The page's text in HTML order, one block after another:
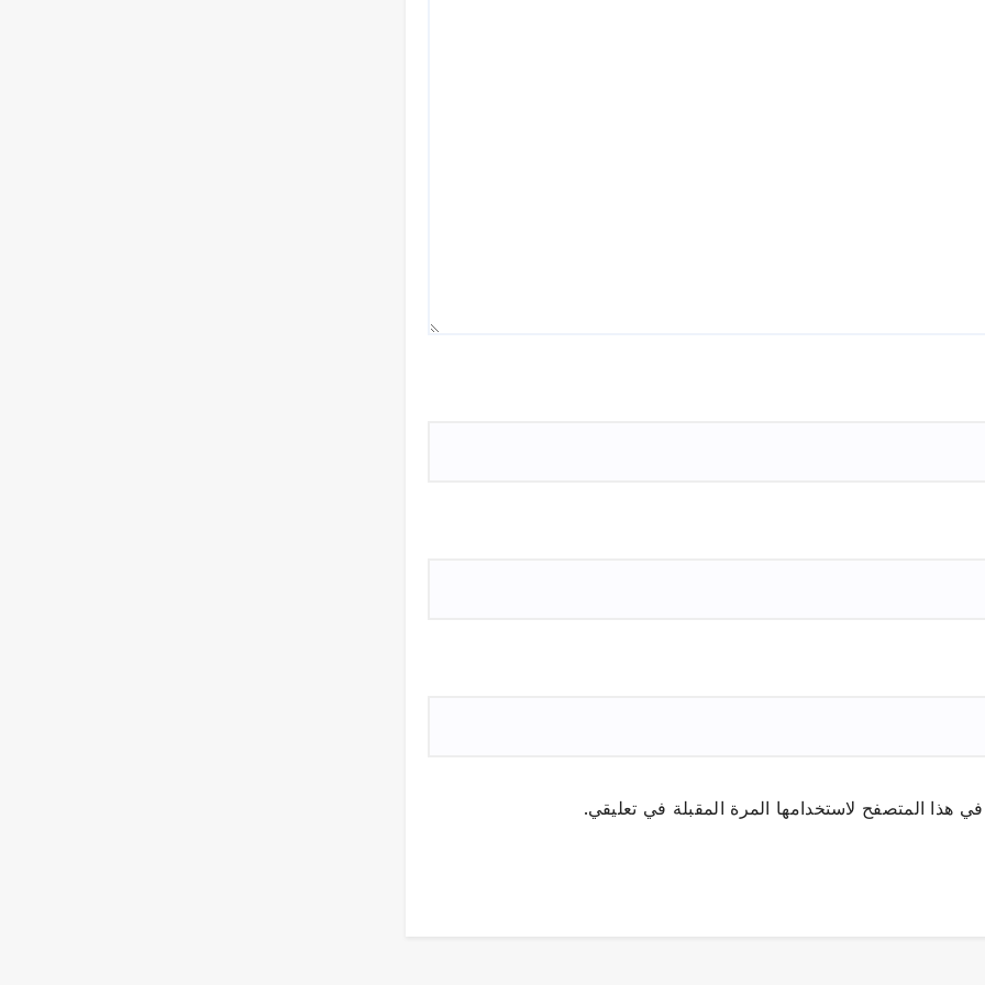
هذا المتصفح لاستخدامها المرة المقبلة في تعليقي.